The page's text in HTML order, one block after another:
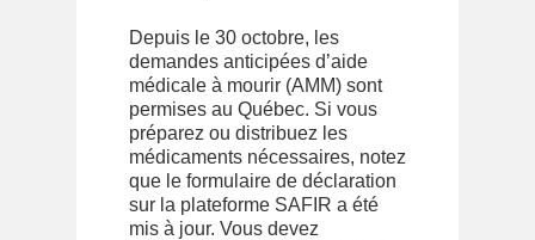
Depuis le 30 octobre, les
demandes anticipées d’aide
médicale à mourir (AMM) sont
permises au Québec. Si vous
préparez ou distribuez les
médicaments nécessaires, notez
que le formulaire de déclaration
sur la plateforme SAFIR a été
mis à jour. Vous devez